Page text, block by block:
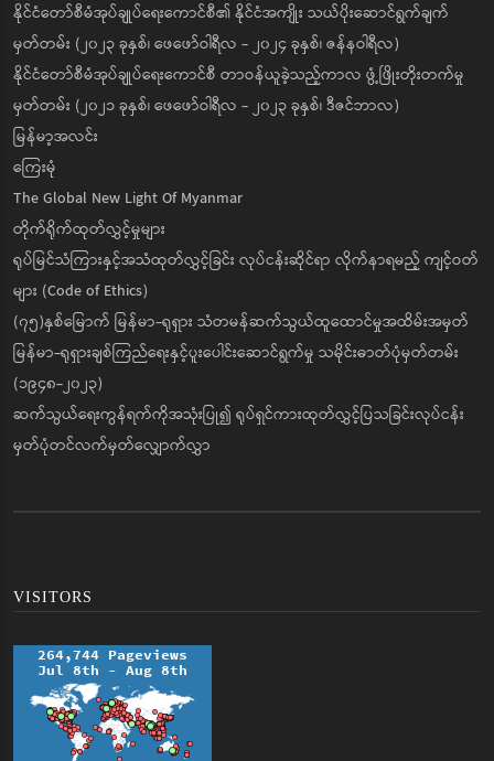
နိုင်ငံတော်စီမံအုပ်ချုပ်ရေးကောင်စီ၏ နိုင်ငံအကျိုး သယ်ပိုးဆောင်ရွက်ချက်
မှတ်တမ်း (၂၀၂၃ ခုနှစ်၊ ဖေဖော်ဝါရီလ - ၂၀၂၄ ခုနှစ်၊ ဇန်နဝါရီလ)
နိုင်ငံတော်စီမံအုပ်ချုပ်ရေးကောင်စီ တာဝန်ယူခဲ့သည့်ကာလ ဖွံ့ဖြိုးတိုးတက်မှု
မှတ်တမ်း (၂၀၂၁ ခုနှစ်၊ ဖေဖော်ဝါရီလ - ၂၀၂၃ ခုနှစ်၊ ဒီဇင်ဘာလ)
မြန်မာ့အလင်း
ကြေးမုံ
The Global New Light Of Myanmar
တိုက်ရိုက်ထုတ်လွှင့်မှုများ
ရုပ်မြင်သံကြားနှင့်အသံထုတ်လွှင့်ခြင်း လုပ်ငန်းဆိုင်ရာ လိုက်နာရမည့် ကျင့်ဝတ်
များ (Code of Ethics)
(၇၅)နှစ်မြောက် မြန်မာ-ရုရှား သံတမန်ဆက်သွယ်ထူထောင်မှုအထိမ်းအမှတ်
မြန်မာ-ရုရှားချစ်ကြည်ရေးနှင့်ပူးပေါင်းဆောင်ရွက်မှု သမိုင်းဓာတ်ပုံမှတ်တမ်း
(၁၉၄၈-၂၀၂၃)
ဆက်သွယ်ရေးကွန်ရက်ကိုအသုံးပြု၍ ရုပ်ရှင်ကားထုတ်လွှင့်ပြသခြင်းလုပ်ငန်း
မှတ်ပုံတင်လက်မှတ်လျှောက်လွှာ
VISITORS